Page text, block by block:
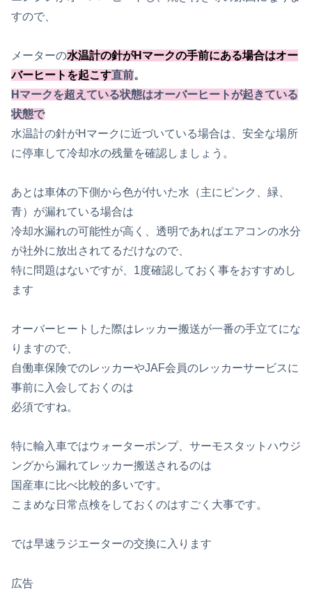
すので、
メーターの水温計の針がHマークの手前にある場合はオー
バーヒートを起こす直前。
Hマークを超えている状態はオーバーヒートが起きている
状態で
水温計の針がHマークに近づいている場合は、安全な場所
に停車して冷却水の残量を確認しましょう。
あとは車体の下側から色が付いた水（主にピンク、緑、
青）が漏れている場合は
冷却水漏れの可能性が高く、透明であればエアコンの水分
が社外に放出されてるだけなので、
特に問題はないですが、1度確認しておく事をおすすめし
ます
オーバーヒートした際はレッカー搬送が一番の手立てにな
りますので、
自働車保険でのレッカーやJAF会員のレッカーサービスに
事前に入会しておくのは
必須ですね。
特に輸入車ではウォーターポンプ、サーモスタットハウジ
ングから漏れてレッカー搬送されるのは
国産車に比べ比較的多いです。
こまめな日常点検をしておくのはすごく大事です。
では早速ラジエーターの交換に入ります
広告